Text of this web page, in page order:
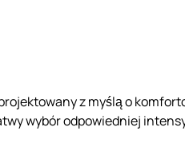
z myślą o
wybór odpowiedniej